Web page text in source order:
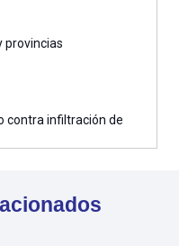
provincias
contra infiltración de